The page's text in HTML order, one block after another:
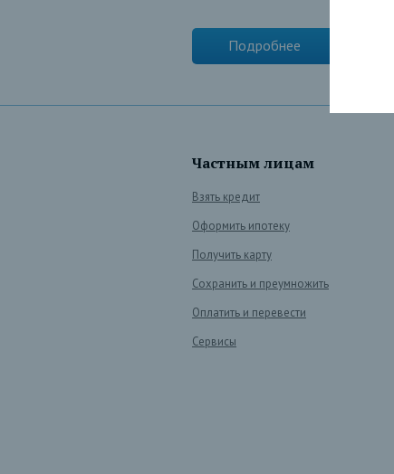
Подробнее
Частным лицам
Взять кредит
Оформить ипотеку
Получить карту
Сохранить и преумножить
Оплатить и перевести
Сервисы